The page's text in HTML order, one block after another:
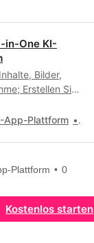
in-One KI-
Bilder,
Erstellen Sie
KI-Apps und
App-Plattform
Plattform 0
Kostenlos starten